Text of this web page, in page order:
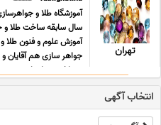
تهران
سال سابقه ساخت طلا و
آموزش علوم و فنون طلا
جواهر سازى هم آقایان
و ساخت جواهرات به
انتخاب آگهی